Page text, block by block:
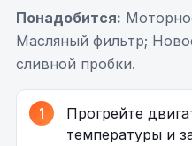
Понадобится:
Масляный фильтр;
сливной пробки.
Прогрейте
температуры и